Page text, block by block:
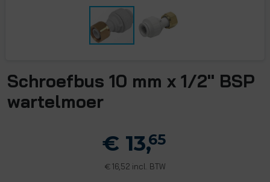
Schroefbus 10 mm x 1/2" BSP
wartelmoer
€ 13,65
€ 16,52 incl. BTW